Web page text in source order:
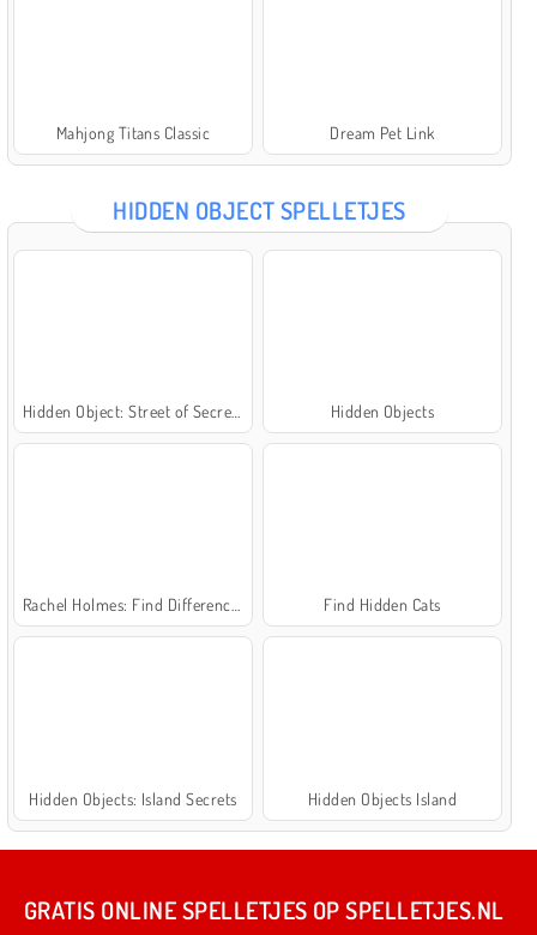
Mahjong Titans Classic Dream Pet Link
HIDDEN OBJECT SPELLETJES
Hidden Objects
Find Hidden Cats
Hidden Objects: Island Secrets Hidden Objects Island
GRATIS ONLINE SPELLETJES OP SPELLETJES.NL